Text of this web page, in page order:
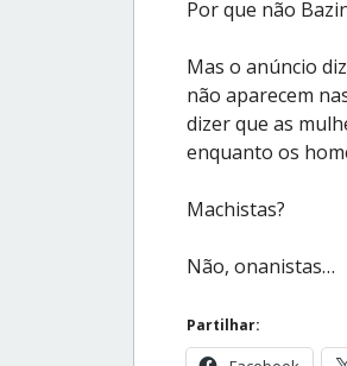
Por que não
Mas o anúncio
não aparecem
dizer que as
enquanto os
Machistas?
Não, onanistas…
Partilhar: